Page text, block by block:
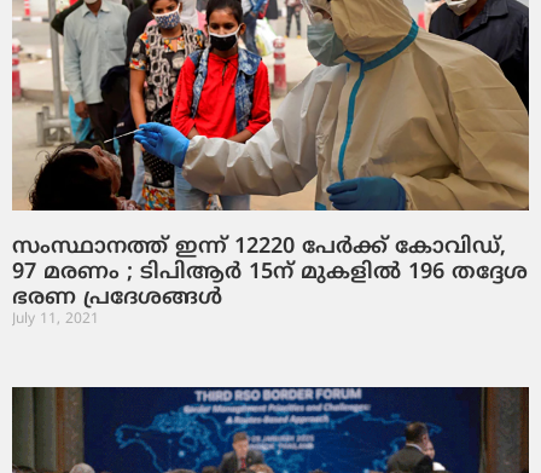
സംസ്ഥാനത്ത് ഇന്ന് 12220 പേര്‍ക്ക് കോവിഡ്,
97 മരണം ; ടിപിആര്‍ 15ന് മുകളില്‍ 196 തദ്ദേശ
ഭരണ പ്രദേശങ്ങള്‍
July 11, 2021